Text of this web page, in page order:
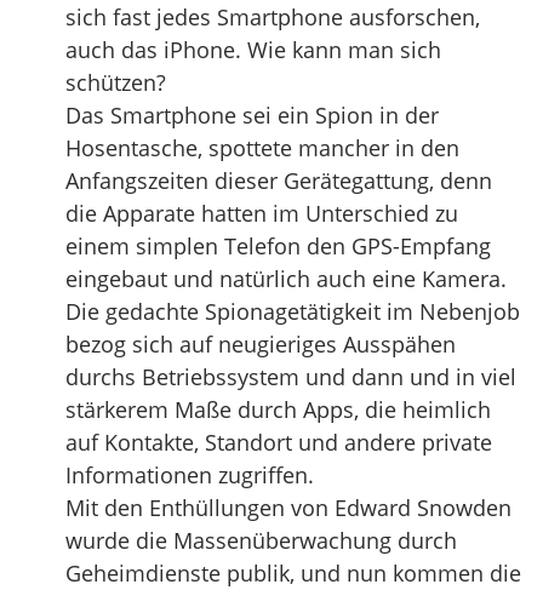
sich fast jedes Smartphone ausforschen,
auch das iPhone. Wie kann man sich
schützen?
Das Smartphone sei ein Spion in der
Hosentasche, spottete mancher in den
Anfangszeiten dieser Gerätegattung, denn
die Apparate hatten im Unterschied zu
einem simplen Telefon den GPS-Empfang
eingebaut und natürlich auch eine Kamera.
Die gedachte Spionagetätigkeit im Nebenjob
bezog sich auf neugieriges Ausspähen
durchs Betriebssystem und dann und in viel
stärkerem Maße durch Apps, die heimlich
auf Kontakte, Standort und andere private
Informationen zugriffen.
Mit den Enthüllungen von Edward Snowden
wurde die Massenüberwachung durch
Geheimdienste publik, und nun kommen die